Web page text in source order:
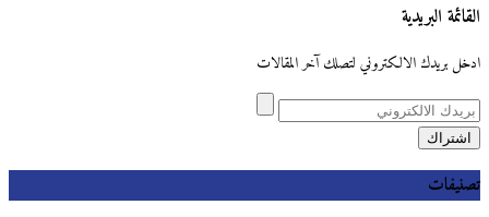
القائمة البريدية
ادخل بريدك الالكتروني لتصلك آخر المقالات
تصنيفات